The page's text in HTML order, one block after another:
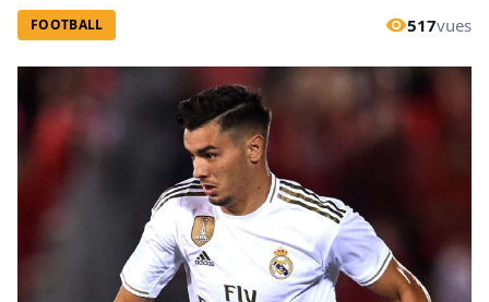
FOOTBALL 517vues